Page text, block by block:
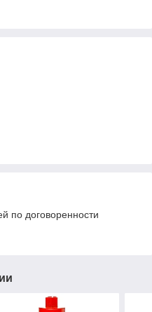
по договоренности